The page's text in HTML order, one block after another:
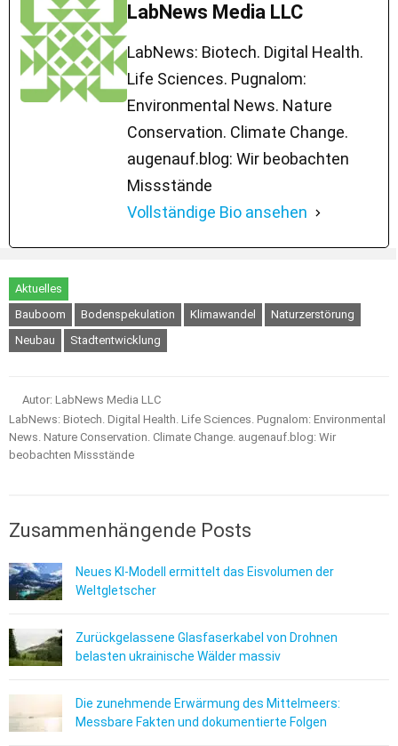
LabNews Media LLC
LabNews: Biotech. Digital Health.
Life Sciences. Pugnalom:
Environmental News. Nature
Conservation. Climate Change.
augenauf.blog: Wir beobachten
Missstände
Vollständige Bio ansehen
Aktuelles
Bauboom
Bodenspekulation Klimawandel
Naturzerstörung
Neubau
Stadtentwicklung
Autor: LabNews Media LLC
LabNews: Biotech. Digital Health. Life Sciences. Pugnalom: Environmental
News. Nature Conservation. Climate Change. augenauf.blog: Wir
beobachten Missstände
Zusammenhängende Posts
Neues KI-Modell ermittelt das Eisvolumen der
Weltgletscher
Zurückgelassene Glasfaserkabel von Drohnen
belasten ukrainische Wälder massiv
Die zunehmende Erwärmung des Mittelmeers:
Messbare Fakten und dokumentierte Folgen